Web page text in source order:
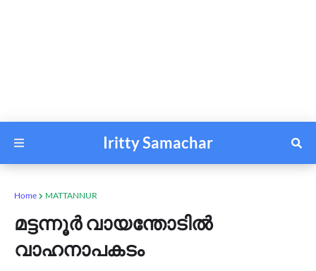
Iritty Samachar
Home MATTANNUR
മട്ടന്നൂർ വായന്തോടിൽ
വാഹനാപകടം